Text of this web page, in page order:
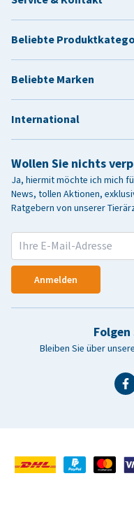
Wollen Sie nichts
Ja, hiermit möchte ich mich
News, tollen Aktionen,
Ratgebern von unserer
Anmelden
Bleiben Sie über
Beliebte
Beliebte Marken
International